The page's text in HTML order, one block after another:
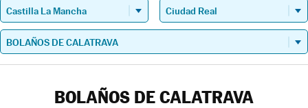
BOLAÑOS DE CALATRAVA